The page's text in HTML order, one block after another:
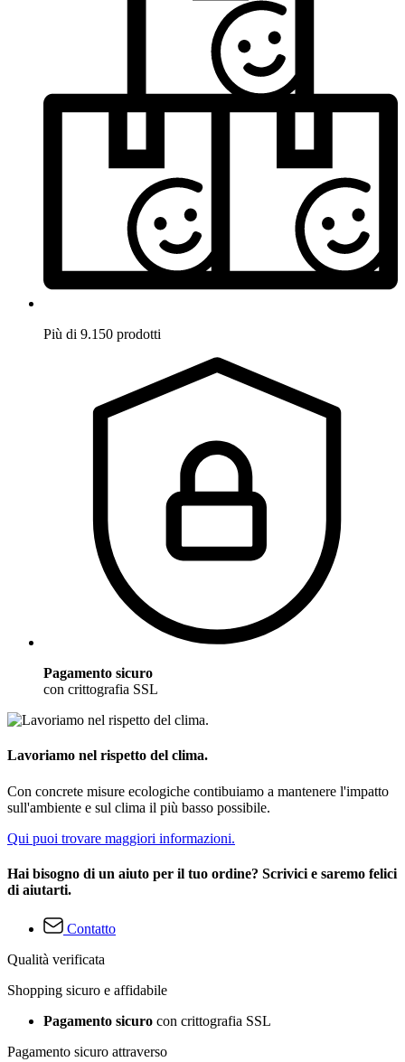
Più di 9.150 prodotti
Pagamento sicuro
con crittografia SSL
Lavoriamo nel rispetto del clima.
Con concrete misure ecologiche contibuiamo a mantenere l'impatto
sull'ambiente e sul clima il più basso possibile.
Qui puoi trovare maggiori informazioni.
Hai bisogno di un aiuto per il tuo ordine? Scrivici e saremo felici
di aiutarti.
Contatto
Qualità verificata
Shopping sicuro e affidabile
Pagamento sicuro con crittografia SSL
Pagamento sicuro attraverso